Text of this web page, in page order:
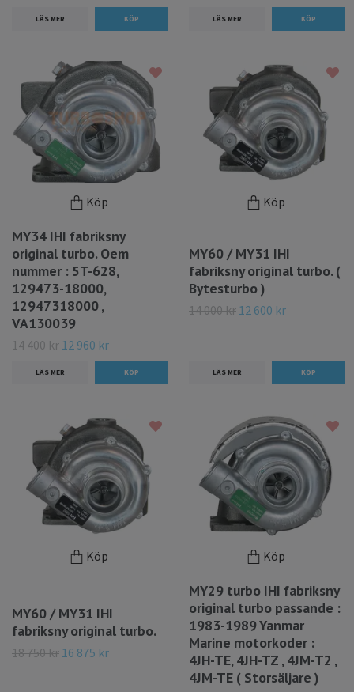
LÄS MER LÄS MER
Köp
MY34 IHI fabriksny
original turbo. Oem
nummer : 5T-628,
129473-18000,
12947318000 ,
VA130039
14 400 kr 12 960 kr
LÄS MER
Köp
MY60 / MY31 IHI
fabriksny original turbo. (
Bytesturbo )
14 000 kr 12 600 kr
LÄS MER
Köp
MY60 / MY31 IHI
fabriksny original turbo.
18 750 kr 16 875 kr
Köp
MY29 turbo IHI fabriksny
original turbo passande :
1983-1989 Yanmar
Marine motorkoder :
4JH-TE, 4JH-TZ , 4JM-T2 ,
4JM-TE ( Storsäljare )